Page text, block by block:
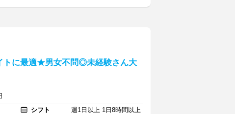
トに最適★男女不問◎未経験さん大
シフト
週1日以上 1日8時間以上